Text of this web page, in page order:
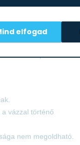
összeragasztott
és tipliket nem
vázzal történő
nem megoldható.
elfogad